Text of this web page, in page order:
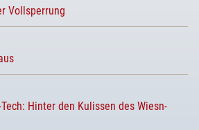
Vollsperrung
Hinter den Kulissen des Wiesn-